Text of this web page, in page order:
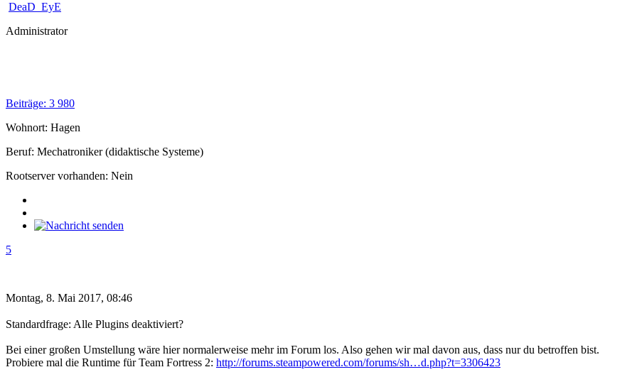
DeaD_EyE
Administrator
Beiträge: 3 980
Wohnort: Hagen
Beruf: Mechatroniker (didaktische Systeme)
Rootserver vorhanden: Nein
5
Montag, 8. Mai 2017, 08:46
Standardfrage: Alle Plugins deaktiviert?
Bei einer großen Umstellung wäre hier normalerweise mehr im Forum los. Also gehen wir mal davon aus, dass nur du betroffen bist.
Probiere mal die Runtime für Team Fortress 2: http://forums.steampowered.com/forums/sh…d.php?t=3306423